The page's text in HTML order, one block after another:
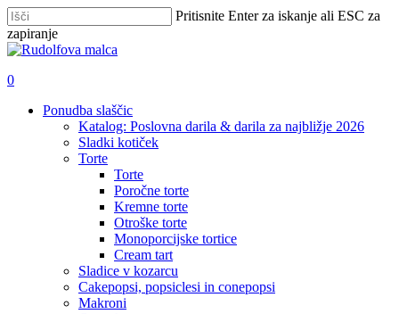
Skip
to
main
Pritisnite Enter za iskanje ali ESC za
zapiranje
Zapri
išči
account
0
Ponudba slaščic
Katalog: Poslovna darila & darila za najbližje 2026
Sladki kotiček
Torte
Torte
Poročne torte
Kremne torte
Otroške torte
Monoporcijske tortice
Cream tart
Sladice v kozarcu
Cakepopsi, popsiclesi in conepopsi
Makroni